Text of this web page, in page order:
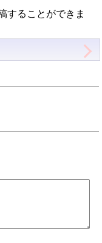
することができま